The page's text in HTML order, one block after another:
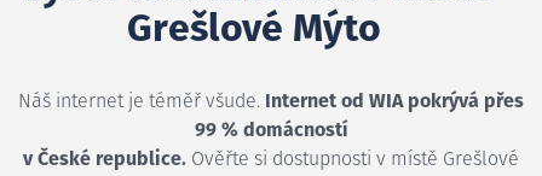
Grešlové Mýto
Náš internet je téměř všude. Internet od WIA pokrývá přes
99 % domácností
v České republice. Ověřte si dostupnosti v místě Grešlové